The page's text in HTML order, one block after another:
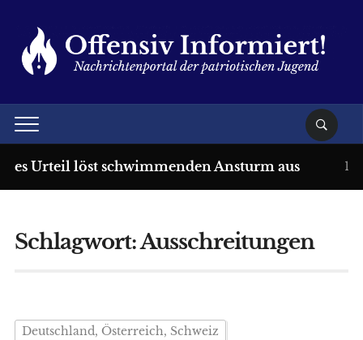
Urteil löst schwimmenden Ansturm aus 1
Schlagwort:Ausschreitungen
Deutschland, Österreich, Schweiz